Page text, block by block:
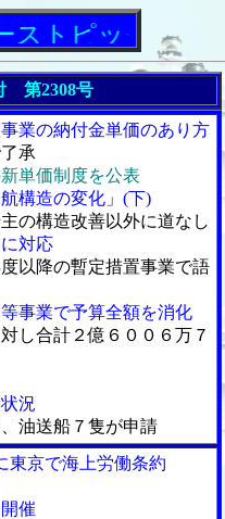
クス
第2308号
業の納付金単価のあり方
承
単価制度を公表
構造の変化」(下)
の構造改善以外に道なし
対応
以降の暫定措置事業で語
事業で予算全額を消化
し合計２億６００６万７
況
油送船７隻が申請
東京で海上労働条約
催